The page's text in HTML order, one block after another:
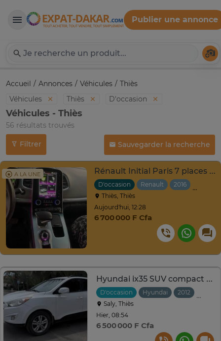
Expat-Dakar
Publier une annonce
Accueil Annonces Véhicules
Thiès
Véhicules
Thiès D'occasion
Véhicules - Thiès
56 résultats trouvés
Filtrer Sauvegarder la recherche
A LA UNE Rénault Initial Paris 7 places très propre
D'occasion Renault 2016
Thiès, Thiès
Aujourd'hui, 12:28
6 700 000 F Cfa
Hyundai ix35 SUV compact blanc automatique
D'occasion Hyundai 2012
Saly, Thiès
Hier, 08:54
6 500 000 F Cfa